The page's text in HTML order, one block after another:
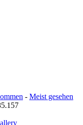
- Meist gesehen